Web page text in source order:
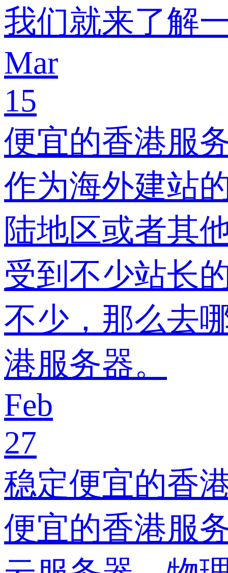
我们就来了解
Mar
15
便宜的香港服
作为海外建站
陆地区或者其
受到不少站长
不少，那么去
港服务器。
Feb
27
稳定便宜的香
便宜的香港服